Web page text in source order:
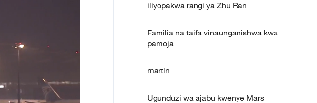
iliyopakwa rangi ya Zhu Ran
Familia na taifa vinaunganishwa kwa
pamoja
martin
Ugunduzi wa ajabu kwenye Mars